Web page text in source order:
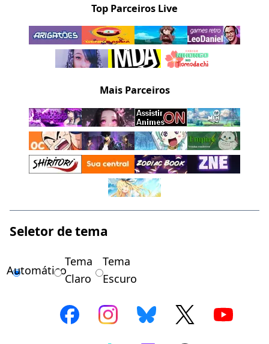
Top Parceiros Live
Mais Parceiros
Seletor de tema
Automático
Tema
Claro
Tema
Escuro